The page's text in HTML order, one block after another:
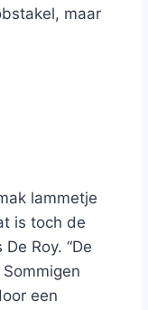
maar
lammetje
is toch de
Roy. “De
een